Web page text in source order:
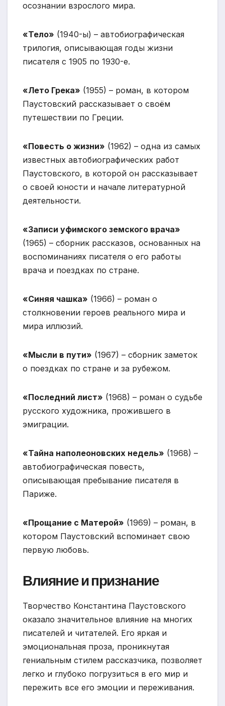
осознании взрослого мира.
«Тело» (1940-ы) – автобиографическая
трилогия, описывающая годы жизни
писателя с 1905 по 1930-е.
«Лето Грека» (1955) – роман, в котором
Паустовский рассказывает о своём
путешествии по Греции.
«Повесть о жизни» (1962) – одна из самых
известных автобиографических работ
Паустовского, в которой он рассказывает
о своей юности и начале литературной
деятельности.
«Записи уфимского земского врача»
(1965) – сборник рассказов, основанных на
воспоминаниях писателя о его работы
врача и поездках по стране.
«Синяя чашка» (1966) – роман о
столкновении героев реального мира и
мира иллюзий.
«Мысли в пути» (1967) – сборник заметок
о поездках по стране и за рубежом.
«Последний лист» (1968) – роман о судьбе
русского художника, прожившего в
эмиграции.
«Тайна наполеоновских недель» (1968) –
автобиографическая повесть,
описывающая пребывание писателя в
Париже.
«Прощание с Матерой» (1969) – роман, в
котором Паустовский вспоминает свою
первую любовь.
Влияние и признание
Творчество Константина Паустовского
оказало значительное влияние на многих
писателей и читателей. Его яркая и
эмоциональная проза, проникнутая
гениальным стилем рассказчика, позволяет
легко и глубоко погрузиться в его мир и
пережить все его эмоции и переживания.